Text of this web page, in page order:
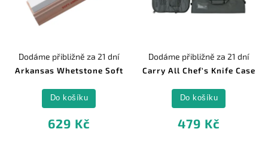
Arkansas Whetstone Soft
Dodáme přibližně za 21 dní
629 Kč
Do košíku
Carry All Chef's Knife Case
Dodáme přibližně za 21 dní
479 Kč
Do košíku